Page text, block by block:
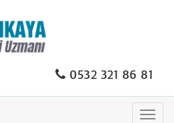
0532 321 86 81